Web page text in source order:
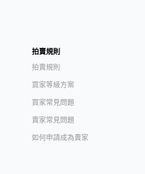
拍賣規則
拍賣規則
買家等級方案
買家常見問題
賣家常見問題
如何申請成為賣家